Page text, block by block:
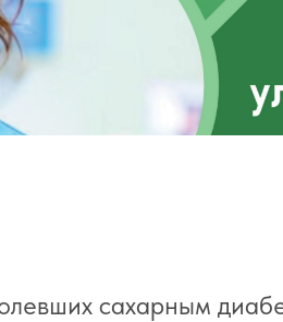
сахарным